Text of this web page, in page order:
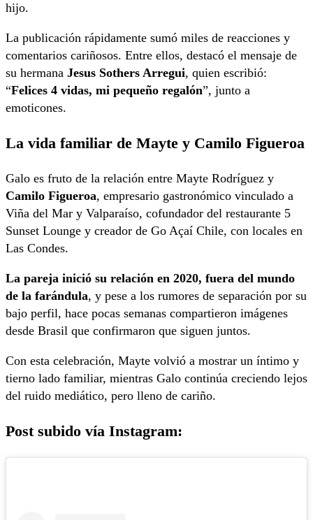
hijo.
La publicación rápidamente sumó miles de reacciones y
comentarios cariñosos. Entre ellos, destacó el mensaje de
su hermana Jesus Sothers Arregui, quien escribió:
“Felices 4 vidas, mi pequeño regalón”, junto a
emoticones.
La vida familiar de Mayte y Camilo Figueroa
Galo es fruto de la relación entre Mayte Rodríguez y
Camilo Figueroa, empresario gastronómico vinculado a
Viña del Mar y Valparaíso, cofundador del restaurante 5
Sunset Lounge y creador de Go Açaí Chile, con locales en
Las Condes.
La pareja inició su relación en 2020, fuera del mundo
de la farándula, y pese a los rumores de separación por su
bajo perfil, hace pocas semanas compartieron imágenes
desde Brasil que confirmaron que siguen juntos.
Con esta celebración, Mayte volvió a mostrar un íntimo y
tierno lado familiar, mientras Galo continúa creciendo lejos
del ruido mediático, pero lleno de cariño.
Post subido vía Instagram: